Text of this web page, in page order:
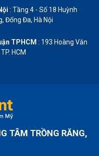
: Tầng 4 - Số 18 Huỳnh
Đống Đa, Hà Nội
TPHCM : 193 Hoàng Văn
HCM
TÂM TRỒNG RĂNG,